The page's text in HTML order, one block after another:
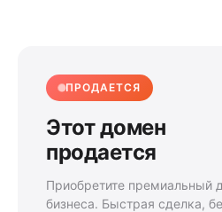
ПРОДАЕТСЯ
Этот домен
продается
Приобретите премиальный
бизнеса. Быстрая сделка,